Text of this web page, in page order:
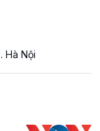
Hà Nội